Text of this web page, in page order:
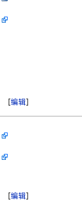
[编辑]
[编辑]